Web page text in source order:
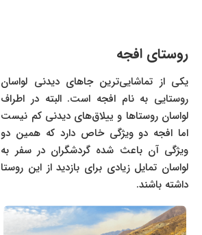
روستای افجه
یکی از تماشایی‌ترین جاهای دیدنی لواسان
روستایی به نام افجه است. البته در اطراف
لواسان روستاها و ییلاق‌های دیدنی کم نیست
اما افجه دو ویژگی خاص دارد که همین دو
ویژگی آن باعث شده گردشگران در سفر به
لواسان تمایل زیادی برای بازدید از این روستا
داشته باشند.